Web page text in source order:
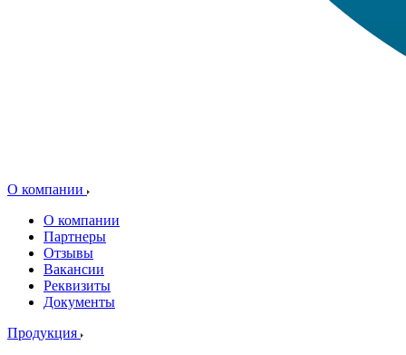
О компании
О компании
Партнеры
Отзывы
Вакансии
Реквизиты
Документы
Продукция